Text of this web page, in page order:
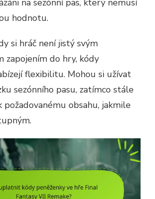
na sezónní pas, který nemusí
hodnotu.
si hráč není jistý svým
zapojením do hry, kódy
flexibilitu. Mohou si užívat
sezónního pasu, zatímco stále
obsahu, jakmile